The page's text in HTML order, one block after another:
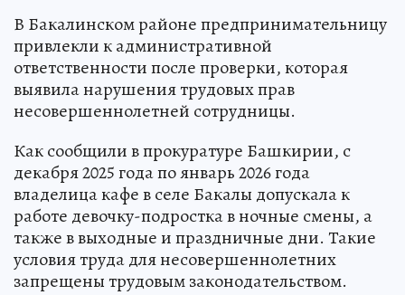
В Бакалинском районе предпринимательницу
привлекли к административной
ответственности после проверки, которая
выявила нарушения трудовых прав
несовершеннолетней сотрудницы.
Как сообщили в прокуратуре Башкирии, с
декабря 2025 года по январь 2026 года
владелица кафе в селе Бакалы допускала к
работе девочку-подростка в ночные смены, а
также в выходные и праздничные дни. Такие
условия труда для несовершеннолетних
запрещены трудовым законодательством.